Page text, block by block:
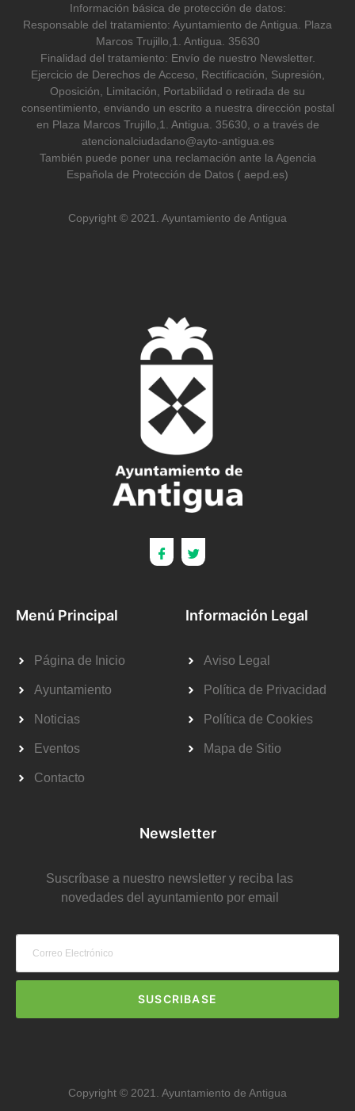
Información básica de protección de datos:
Responsable del tratamiento: Ayuntamiento de Antigua. Plaza
Marcos Trujillo,1. Antigua. 35630
Finalidad del tratamiento: Envío de nuestro Newsletter.
Ejercicio de Derechos de Acceso, Rectificación, Supresión,
Oposición, Limitación, Portabilidad o retirada de su
consentimiento, enviando un escrito a nuestra dirección postal
en Plaza Marcos Trujillo,1. Antigua. 35630, o a través de
atencionalciudadano@ayto-antigua.es
También puede poner una reclamación ante la Agencia
Española de Protección de Datos ( aepd.es)
Copyright © 2021. Ayuntamiento de Antigua
Menú Principal
Página de Inicio
Ayuntamiento
Noticias
Eventos
Contacto
Información Legal
Aviso Legal
Política de Privacidad
Política de Cookies
Mapa de Sitio
Newsletter
Suscríbase a nuestro newsletter y reciba las
novedades del ayuntamiento por email
SUSCRIBASE
Copyright © 2021. Ayuntamiento de Antigua